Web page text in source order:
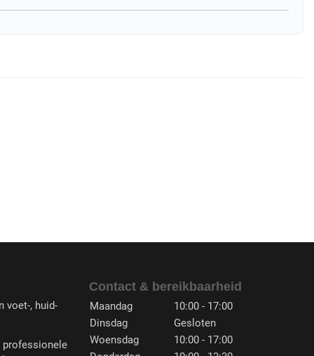
voet-, huid-
professionele
Contact & bereikbaarheid
Maandag
10:00 - 17:00
Dinsdag
Gesloten
Woensdag
10:00 - 17:00